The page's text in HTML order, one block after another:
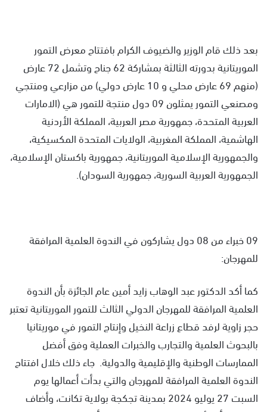
بعد ذلك قام الوزير والضيوف الكرام بافتتاح معرض التمور
الموريتانية بدورته الثالثة بمشاركة 62 جناح وتشمل 72 عارض
(منهم 69 عارض محلي و 10 عارض دولي) من مزارعي ومنتجي
ومصنعي التمور يمثلون 09 دول منتجة للتمور هي (الامارات
العربية المتحدة، جمهورية مصر العربية، المملكة الأردنية
الهاشمية، المملكة المغربية، الولايات المتحدة المكسيكية،
والجمهورية الإسلامية الموريتانية، جمهورية باكستان الإسلامية،
الجمهورية العربية السورية، جمهورية السودان).
09 خبراء من 08 دول يشاركون في الندوة العلمية المرافقة
للمهرجان:
كما أكد الدكتور عبد الوهاب زايد أمين عام الجائزة بأن الندوة
العلمية المرافقة للمهرجان الدولي الثالث للتمور الموريتانية تعتبر
حجر زاوية لرفد قطاع زراعة النخيل وإنتاج التمور في موريتانيا
بالبحوث العلمية والتجارب والخبرات العملية وفق أفضل
الممارسات الوطنية والإقليمية والدولية. جاء ذلك خلال افتتاح
الندوة العلمية المرافقة للمهرجان والتي بدأت أعمالها يوم
السبت 27 يوليو 2024 بمدينة تجكجة بولاية تكانت، وأضاف